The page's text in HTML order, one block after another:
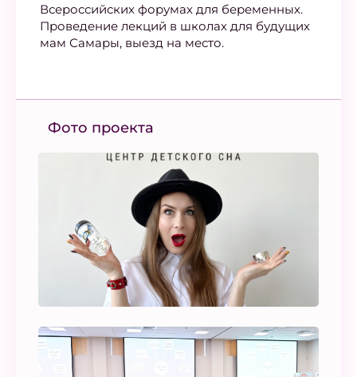
Всероссийских форумах для беременных.
Проведение лекций в школах для будущих
мам Самары, выезд на место.
Фото проекта